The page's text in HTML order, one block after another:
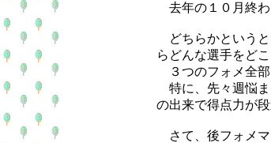
去年の１０月終わ
どちらかというと
らどんな選手をど
３つのフォメ全部
特に、先々週悩ま
の出来で得点力が
さて、後フォメマ